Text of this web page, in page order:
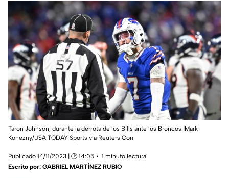
Taron Johnson, durante la derrota de los Bills ante los Broncos.|Mark
Konezny/USA TODAY Sports via Reuters Con
Publicado 14/11/2023 | 🕑 14:05
1 minuto lectura
Escrito por: GABRIEL MARTÍNEZ RUBIO